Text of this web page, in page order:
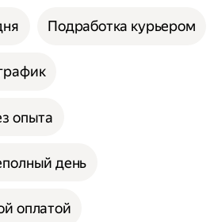
Подработка курьером
опыта
день
оплатой